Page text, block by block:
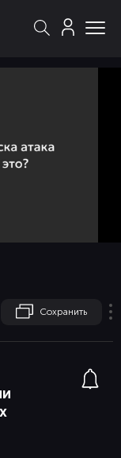
Сохранить